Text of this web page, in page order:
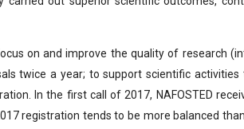
on and improve the quality of research
twice a year; to support scientific
In the first call of 2017, NAFOSTED
registration tends to be more balanced